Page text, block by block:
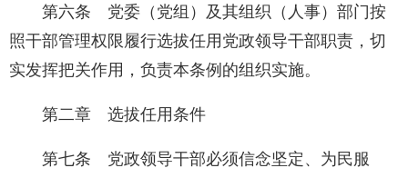
第六条 党委（党组）及其组织（人事）部门按
照干部管理权限履行选拔任用党政领导干部职责，切
实发挥把关作用，负责本条例的组织实施。
第二章 选拔任用条件
第七条 党政领导干部必须信念坚定、为民服